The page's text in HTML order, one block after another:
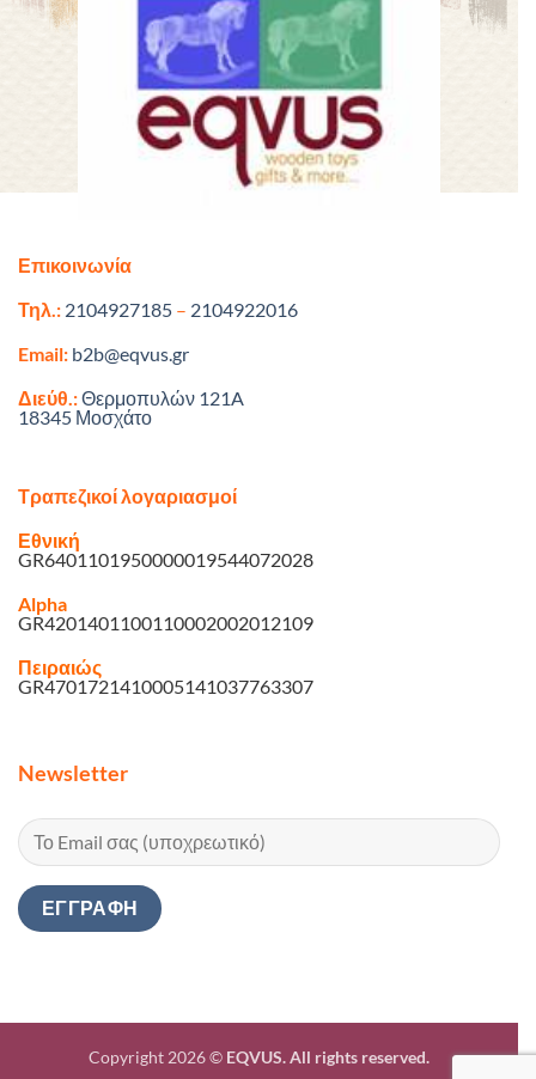
Επικοινωνία
Τηλ.: 2104927185 – 2104922016
Email: b2b@eqvus.gr
Διεύθ.:Θερμοπυλών 121A
18345 Μοσχάτο
Τραπεζικοί λογαριασμοί
Εθνική
GR6401101950000019544072028
Alpha
GR4201401100110002002012109
Πειραιώς
GR4701721410005141037763307
Newsletter
Copyright 2026 © EQVUS. All rights reserved.